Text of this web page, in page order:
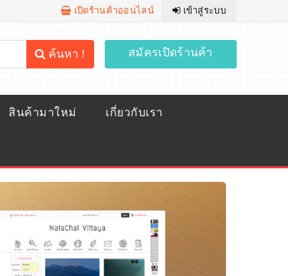
เปิดร้านค้าออนไลน์ เข้าสู่ระบบ
ค้นหา ! สมัครเปิดร้านค้า
สินค้ามาใหม่ เกี่ยวกับเรา